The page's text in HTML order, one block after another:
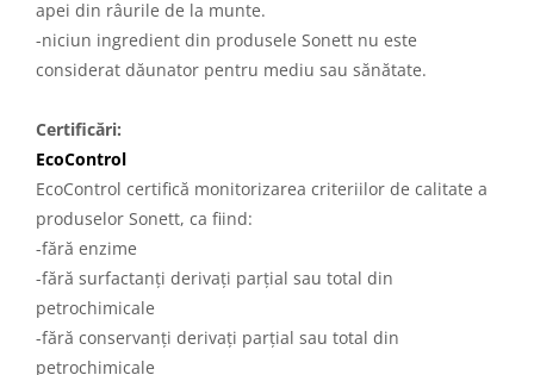
apei din râurile de la munte.
-niciun ingredient din produsele Sonett nu este
considerat dăunator pentru mediu sau sănătate.
Certificări:
EcoControl
EcoControl certifică monitorizarea criteriilor de calitate a
produselor Sonett, ca fiind:
-fără enzime
-fără surfactanți derivați parțial sau total din
petrochimicale
-fără conservanți derivați parțial sau total din
petrochimicale